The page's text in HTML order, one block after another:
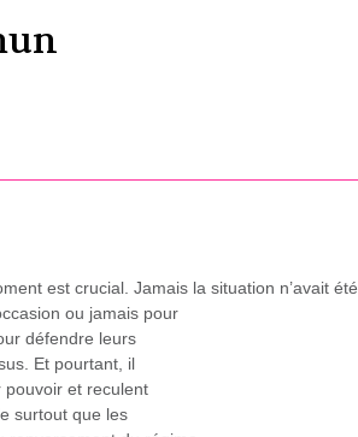
est crucial. Jamais la situation n’avait été
ou jamais pour
défendre leurs
Et pourtant, il
pouvoir et reculent
surtout que les